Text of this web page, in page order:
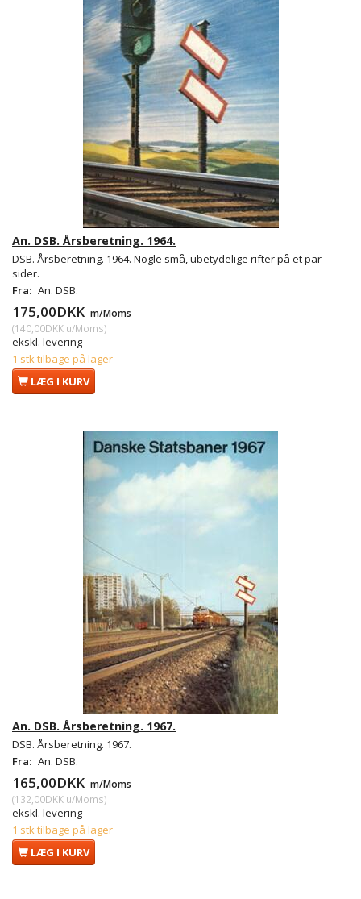
An. DSB. Årsberetning. 1964.
DSB. Årsberetning. 1964. Nogle små, ubetydelige rifter på et par
sider.
Fra: An. DSB.
175,00DKK m/Moms
(140,00DKK u/Moms)
ekskl. levering
1 stk tilbage på lager
LÆG I KURV
An. DSB. Årsberetning. 1967.
DSB. Årsberetning. 1967.
Fra: An. DSB.
165,00DKK m/Moms
(132,00DKK u/Moms)
ekskl. levering
1 stk tilbage på lager
LÆG I KURV